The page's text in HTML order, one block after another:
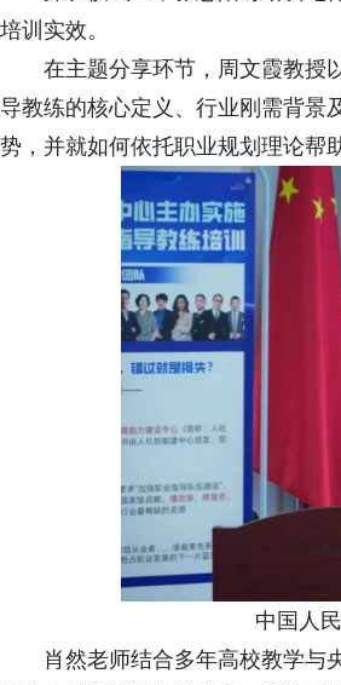
培训实效。
在主题分享环节，周文霞教授
导教练的核心定义、行业刚需背景
势，并就如何依托职业规划理论帮
中国人
肖然老师结合多年高校教学